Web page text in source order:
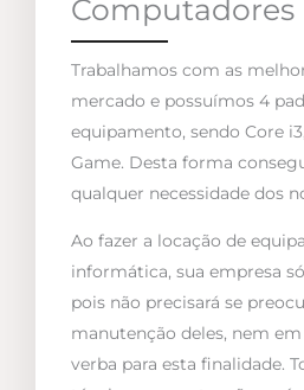
Computadores
Trabalhamos com as
mercado e possuímos 4
equipamento, sendo Core
Game. Desta forma
qualquer necessidade dos
Ao fazer a locação de
informática, sua empresa
pois não precisará se
manutenção deles, nem
verba para esta finalidade.